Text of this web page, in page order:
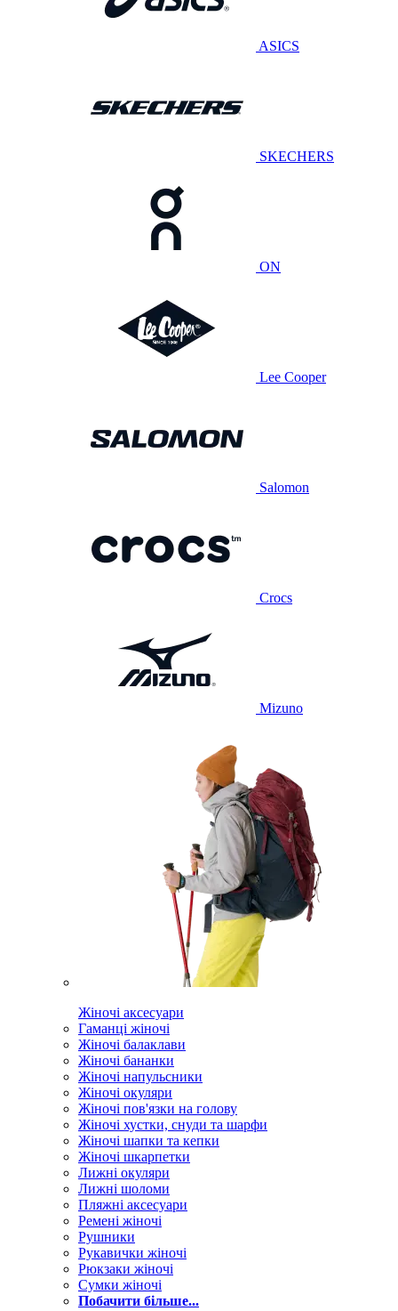
ASICS
SKECHERS
ON
Lee Cooper
Salomon
Crocs
Mizuno
Жіночі аксесуари
Гаманці жіночі
Жіночі балаклави
Жіночі бананки
Жіночі напульсники
Жіночі окуляри
Жіночі пов'язки на голову
Жіночі хустки, снуди та шарфи
Жіночі шапки та кепки
Жіночі шкарпетки
Лижні окуляри
Лижні шоломи
Пляжні аксесуари
Ремені жіночі
Рушники
Рукавички жіночі
Рюкзаки жіночі
Сумки жіночі
Побачити більше...